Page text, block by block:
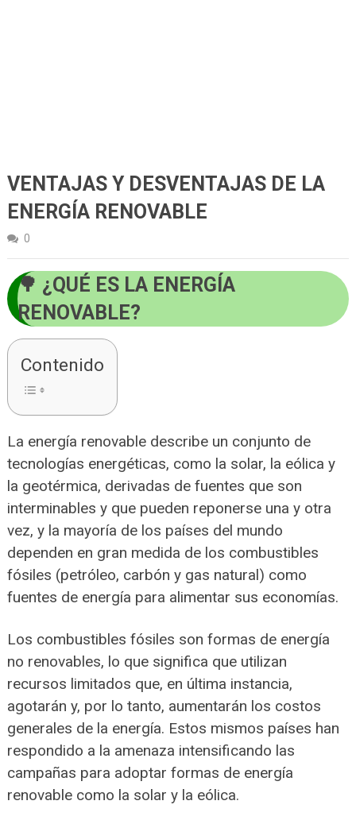
VENTAJAS Y DESVENTAJAS DE LA
ENERGÍA RENOVABLE
0
¿QUÉ ES LA ENERGÍA
RENOVABLE?
Contenido
La energía renovable describe un conjunto de
tecnologías energéticas, como la solar, la eólica y
la geotérmica, derivadas de fuentes que son
interminables y que pueden reponerse una y otra
vez, y la mayoría de los países del mundo
dependen en gran medida de los combustibles
fósiles (petróleo, carbón y gas natural) como
fuentes de energía para alimentar sus economías.
Los combustibles fósiles son formas de energía
no renovables, lo que significa que utilizan
recursos limitados que, en última instancia,
agotarán y, por lo tanto, aumentarán los costos
generales de la energía. Estos mismos países han
respondido a la amenaza intensificando las
campañas para adoptar formas de energía
renovable como la solar y la eólica.